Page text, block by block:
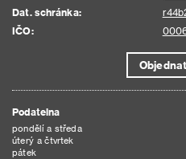
Dat. schránka:
IČO:
Podatelna
pondělí a středa
úterý a čtvrtek
pátek